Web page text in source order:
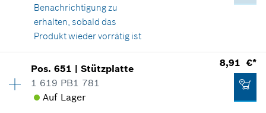
IN DEN WARENKORB
0,81 €*
*Alle Preise inkl. Mehrwertsteuer zzgl.
Versandkosten
Benachrichtigung zu
erhalten, sobald das
Produkt wieder vorrätig ist
Preisgruppe:10
Ersatzteilinformationen
Pos.651 |Stützplatte
1 619 PB1 781
Auf Lager
8,91 €*